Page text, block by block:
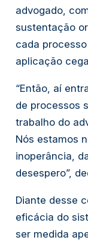
advogado,
sustentação
cada
aplicação
“Então, aí
de processos
trabalho do
Nós estamos
inoperância,
desespero”,
Diante desse
eficácia do
ser medida